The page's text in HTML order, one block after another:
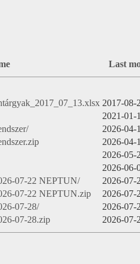
Last
2017-08-
2021-01-
2026-04-
2026-04-
2026-05-
2026-06-
07-22 NEPTUN/
2026-07-
07-22 NEPTUN.zip
2026-07-
07-28/
2026-07-
07-28.zip
2026-07-